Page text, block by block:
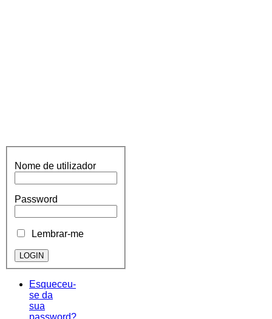
Nome de utilizador
Password
Lembrar-me
Esqueceu-
se da
sua
password?